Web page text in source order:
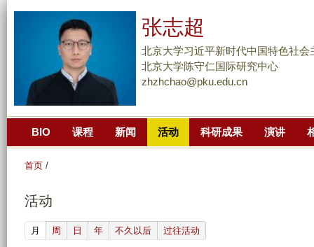
到
主
张志超
北京大学习近平新时代中国特色社
北京大学陈守仁国际研究中心
zhzhchao@pku.edu.cn
BIO 课程 新闻 活动 科研成果 演讲
首页 /
活动
月 (active tab)
周 日 年 不久以后 过往活动